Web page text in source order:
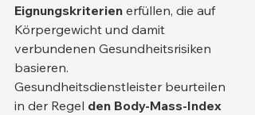
Eignungskriterien erfüllen, die auf
Körpergewicht und damit
verbundenen Gesundheitsrisiken
basieren.
Gesundheitsdienstleister beurteilen
in der Regel den Body-Mass-Index